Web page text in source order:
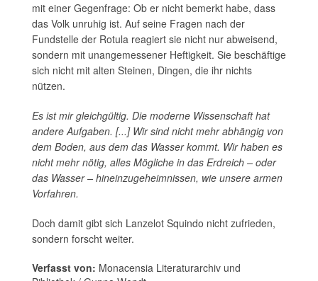
mit einer Gegenfrage: Ob er nicht bemerkt habe, dass
das Volk unruhig ist. Auf seine Fragen nach der
Fundstelle der Rotula reagiert sie nicht nur abweisend,
sondern mit unangemessener Heftigkeit. Sie beschäftige
sich nicht mit alten Steinen, Dingen, die ihr nichts
nützen.
Es ist mir gleichgültig. Die moderne Wissenschaft hat
andere Aufgaben. [...] Wir sind nicht mehr abhängig von
dem Boden, aus dem das Wasser kommt. Wir haben es
nicht mehr nötig, alles Mögliche in das Erdreich – oder
das Wasser – hineinzugeheimnissen, wie unsere armen
Vorfahren.
Doch damit gibt sich Lanzelot Squindo nicht zufrieden,
sondern forscht weiter.
Verfasst von: Monacensia Literaturarchiv und